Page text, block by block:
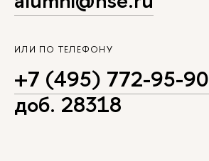
ИЛИ ПО ТЕЛЕФОНУ
+7 (495) 772-95-90
доб. 28318